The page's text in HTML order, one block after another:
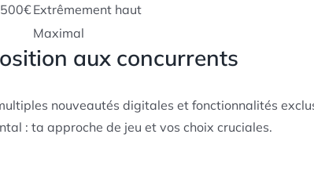
Extrêmement haut
Maximal
aux concurrents
nouveautés digitales et fonctionnalités
: ta approche de jeu et vos choix cruciales.